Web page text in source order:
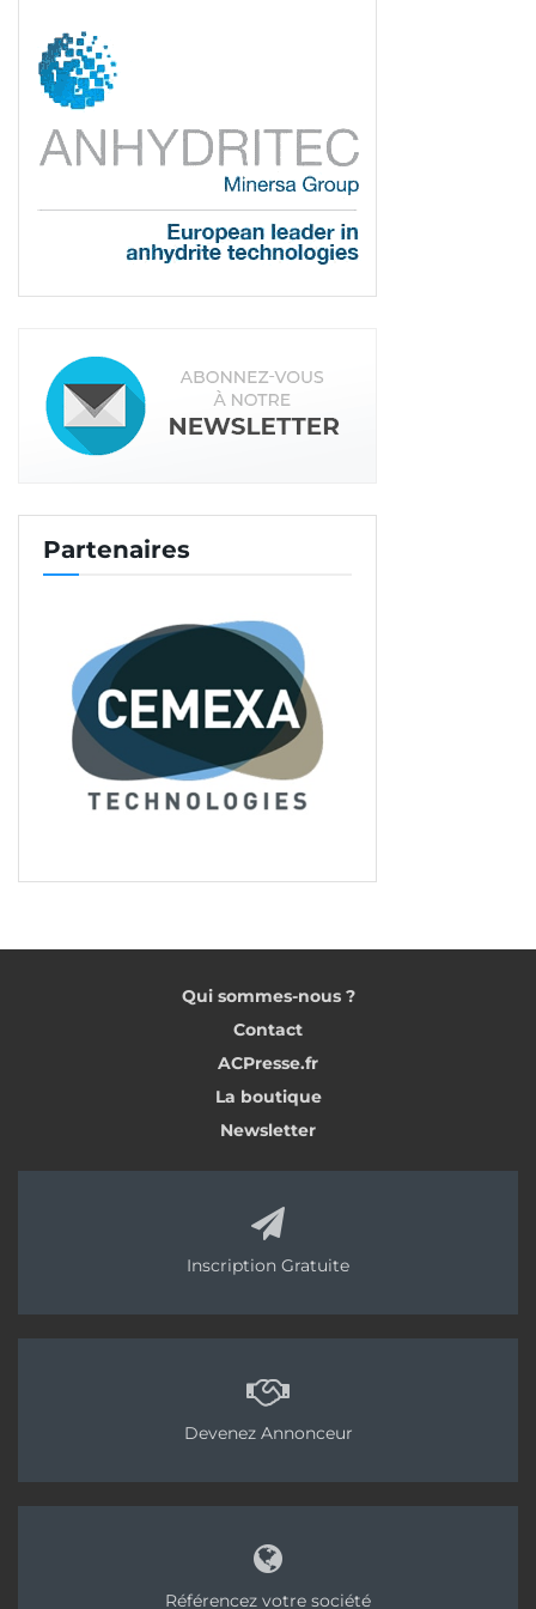
équivalentes à sa grande sœur, avec une capacité
de 20 m3/h.
diesel Kubota 4 cylindres refroidi par liquide
conforme à la norme Stage V. Mais aussi d’un
potentiomètre sur le panneau de commande pour
régler le débit de la pompe à vis. Et d’une
radiocommande multi-fonctions de série pour
Enfin, la CLB 18 R est
équipée de systèmes pour améliorer le confort
éprouvée pour réduire la maintenance, par
exemple. Elle est surtout dotée d’un mode “Urban”
pour réduire les émissions sonores. Ce qui est
plébiscité en ville. »
Et suivez-nous sur tous nos réseaux sociaux !
<< Partie 1
Chape traditionnelle
Pompe à chape
Chape fluide
Partenaires
Qui sommes-nous ?
Contact
ACPresse.fr
La boutique
Newsletter
Inscription Gratuite
Devenez Annonceur
Référencez votre société